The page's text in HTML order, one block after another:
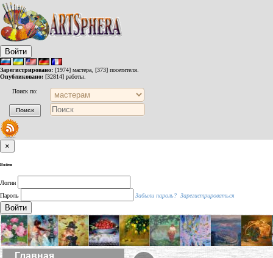
Войти
Зарегистрировано: [1974] мастера, [373] посетителя.
Опубликовано: [32814] работы.
Поиск по:
×
Войти
Логин
Пароль
Забыли пароль? Зарегистрироваться
Войти